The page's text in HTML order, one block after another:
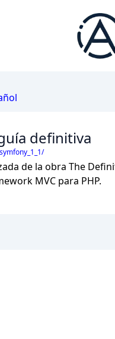
definitiva
de la obra The
MVC para PHP.